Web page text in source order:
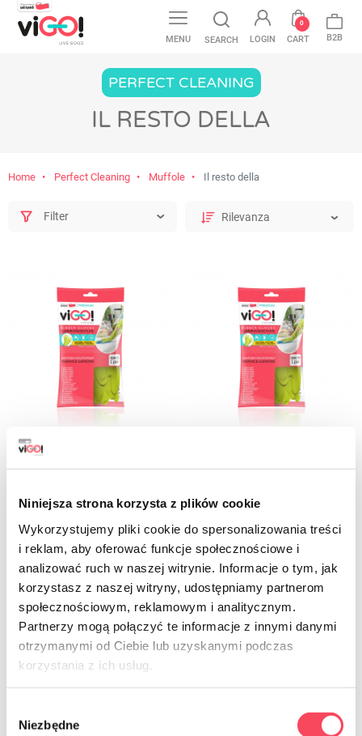
Niniejsza strona korzysta z plików cookie
Wykorzystujemy pliki cookie do spersonalizowania treści
i reklam, aby oferować funkcje społecznościowe i
analizować ruch w naszej witrynie. Informacje o tym, jak
korzystasz z naszej witryny, udostępniamy partnerom
społecznościowym, reklamowym i analitycznym.
Partnerzy mogą połączyć te informacje z innymi danymi
otrzymanymi od Ciebie lub uzyskanymi podczas
korzystania z ich usług.
zgody
Niezbędne
MENU SEARCH LOGIN CART
0
B2B
PERFECT CLEANING
IL RESTO DELLA
Home Perfect Cleaning Muffole Il resto della
Filter
7756006
6,49 złbrutto
+
6,49 złbrutto
- +